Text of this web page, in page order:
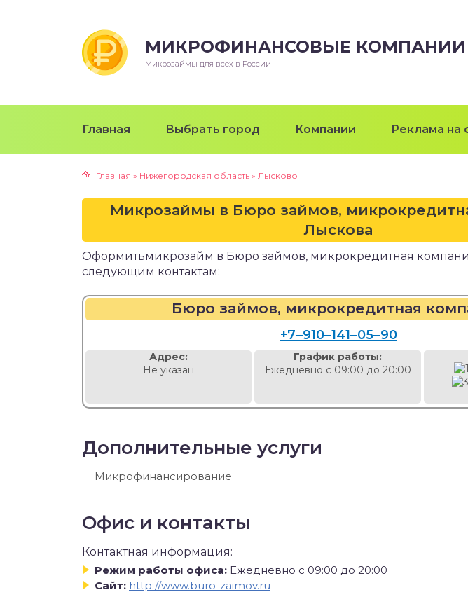
МИКРОФИНАНСОВЫЕ КОМПАНИИ
Микрозаймы для всех в России
Главная Выбрать город Компании Реклама на
Главная » Нижегородская область » Лысково
Микрозаймы в Бюро займов,
Лыскова
Оформитьмикрозайм в Бюро займов, микрокредитная
следующим контактам:
Бюро займов, микрокредитная
+7‒910‒141‒05‒90
Адрес:
Не указан
График работы:
Ежедневно с 09:00 до 20:00
Дополнительные услуги
Микрофинансирование
Офис и контакты
Контактная информация:
Режим работы офиса: Ежедневно с 09:00 до 20:00
Сайт: http://www.buro-zaimov.ru